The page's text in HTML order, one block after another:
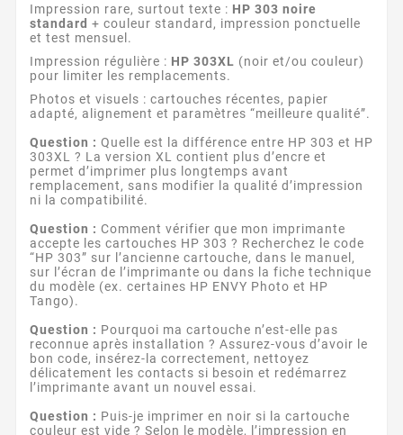
Impression rare, surtout texte : HP 303 noire
standard + couleur standard, impression ponctuelle
et test mensuel.
Impression régulière : HP 303XL (noir et/ou couleur)
pour limiter les remplacements.
Photos et visuels : cartouches récentes, papier
adapté, alignement et paramètres “meilleure qualité”.
Question : Quelle est la différence entre HP 303 et HP
303XL ? La version XL contient plus d’encre et
permet d’imprimer plus longtemps avant
remplacement, sans modifier la qualité d’impression
ni la compatibilité.
Question : Comment vérifier que mon imprimante
accepte les cartouches HP 303 ? Recherchez le code
“HP 303” sur l’ancienne cartouche, dans le manuel,
sur l’écran de l’imprimante ou dans la fiche technique
du modèle (ex. certaines HP ENVY Photo et HP
Tango).
Question : Pourquoi ma cartouche n’est-elle pas
reconnue après installation ? Assurez-vous d’avoir le
bon code, insérez-la correctement, nettoyez
délicatement les contacts si besoin et redémarrez
l’imprimante avant un nouvel essai.
Question : Puis-je imprimer en noir si la cartouche
couleur est vide ? Selon le modèle, l’impression en